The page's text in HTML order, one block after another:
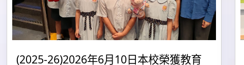
(2025-26)2026年6月10日本校榮獲教育